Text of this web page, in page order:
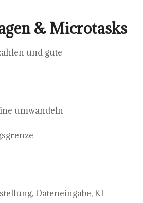
& Microtasks
und gute
umwandeln
Dateneingabe, KI-